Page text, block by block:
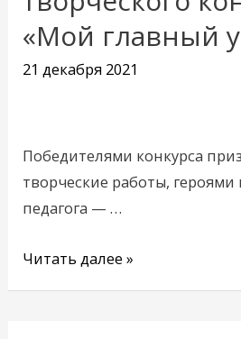
«Мой главный
21 декабря 2021
Победителями конкурса
творческие работы, героями
педагога — …
творческого
конкурса
«Мой
Читать далее »